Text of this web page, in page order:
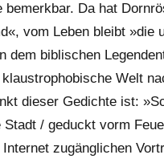
bemerkbar. Da hat
vom Leben bleibt
dem biblischen
Welt
dieser Gedichte ist:
Stadt / geduckt vorm
zugänglichen